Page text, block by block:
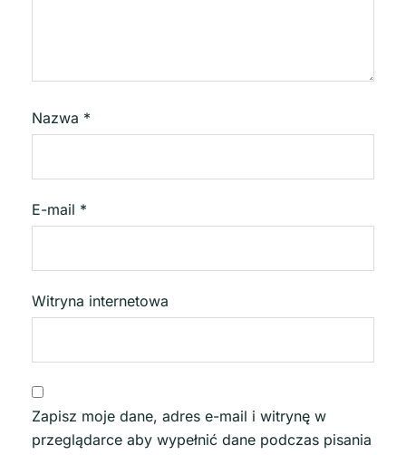
Nazwa *
E-mail *
Witryna internetowa
Zapisz moje dane, adres e-mail i witrynę w
przeglądarce aby wypełnić dane podczas pisania